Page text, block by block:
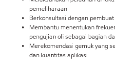
pemeliharaan
Berkonsultasi dengan
Membantu menentukan
pengujian oli sebagai bagian
Merekomendasi gemuk yang
dan kuantitas aplikasi